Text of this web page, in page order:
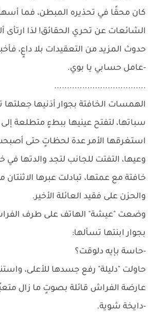
كان محقًا في تحذيره المبطن، فما
الشائعات عن تحري الحقائق! لذا ارتأى
حدوث المزيد من التعقيدات بلا داعٍ،
-عامل حسابي يا بوي.
....................................
الهمسات الخافتة بجوار أذنيها
سباتها، لتفتح عينيها ببطءٍ متطلعة
استغرقها الأمر عدة لحظاتٍ حتى
وعيها، التفتت للجانب لتجد والدتها في
خافتة مع عمتها، تبادلت عبرها
والحزن على فقيد العائلة الأخير.
وضعت "عيشة" الهاتف على طرف
بجوار ابنتها تسألها:
-حاسة بإيه دلوقت؟
حاولت "دليلة" رفع جسدها للأعلى،
عارضة الفراش قائلة بصوتٍ ما زال
-دايخة شوية.